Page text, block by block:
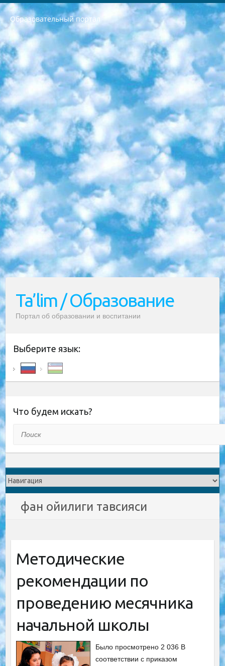
Образовательный портал
РЕСПУБЛИКА УЗБЕКИСТАН МИНИСТРЕРСТВО ДОШКОЛЬНОГО И ШКОЛЬНОГО ОБРАЗОВАНИЯ КОМАНДА в общеобразовательных учреждениях в 2023-2024 учебном году организация и проведение итоговой государственной аттестации обучающихся о Министра дошкольного и школьного образования Республики Узбекистан от 4 марта 2008 года (постановлением Минюста от 20 марта 2008 года № 1778 государственной регистрации) «Итоговое состояние учащихся общего среднего образования на основании положения об утверждении положения об аттестации общего среднего образования выпускной экзамен студентов в образовательных учреждениях в 2023-2024 учебном году В целях организации и прохождения аттестации приказываю: 1. Следующее: перечень предметов, по которым будет проводиться итоговая государственная аттестация и экзамен формы перевода согласно приложению 1; сертификаты международного образца, оценивающие уровень владения иностранными языками перечень согласно приложению 2; 2. Педагогический при специализированных образовательных учреждениях. научно-практический центр квалификации и международной оценки (Д.Давидова) 2024 г. До 25 марта: задания по предметам, по которым будет проводиться итоговая аттестация разработка и утверждение технических условий; итоговая аттестация на основании разработанного предметного задания разработка вопросов по предметам (устно и письменно), экзамен передача; общеобразовательные средние школы и специальные учебные заведения учащиеся выпускных классов школ и интернатов в агентской системе подготовка базы данных экзаменационных материалов и критериев оценки; перевод базы экзаменационных материалов на все языки обучения подать в Республиканский образовательный центр для изготовления; варианты экзаменов на основе разработанных контрольных материалов пусть будут поставлены задачи формирования. 3. Республиканский образовательный центр (Ш.Худайкулов) до 5 апреля 2024 года. до: база данных предоставленных экзаменационных материалов на все языки обучения перевод и экспертиза; для слепых, слабовидящих, глухих, слабослышащих и умственно отсталых детей учащиеся выпускных классов специализированных школ и школ-интернатов база данных экзаменационных материалов на всех преподаваемых языках подготовка критериев оценки; специализированные школы для умственно отсталых детей и технологии для учащихся выпускных классов школ-интернатов разработка соответствующих рекомендаций и критериев проведения ЕГЭ по естествознанию давать задания. 4. Педагогический при специализированных образовательных учреждениях. Научно-практический центр навыков и международной оценки (Д.Давидова), Республика образовательный центр (Худайкулов Ш.) итоговый государственный аттестационный экзамен ориентирован на творческое и логическое мышление при подготовке базы материалов учитывать введение заданий. 5. Следует отметить, что: сертификат государственного образца о знании общеобразовательного предмета и как минимум национальный уровень B1 по предметам на иностранных языках, указанным в Приложении 2. или международно признанный сертификат эквивалентного уровня студенты, изучающие определенный предмет, освобождаются от экзамена; по соответствующим предметам запланирована итоговая государственная аттестация за день до дня, путем жеребьевки Рабочей группой (в письменной форме по предметам, проводимым в форме) из числа сформированных вариантов выбрано 2 варианта; 2 выбранных варианта экзамена анонсированы на официальном сайте министерства и все выпускники по всей стране на основе этих вариантов проводит итоговую государственную аттестацию. 6. Государственное образование учащихся средних общеобразовательных учреждений. знания в соответствии с квалификационными требованиями, которые необходимо приобрести на основании стандартов итоговый (выпускной) контроль для 9 и 11 классов в целях тестирования Экзамены (далее – экзамены) состоят из предметов, перечисленных в приложении 1. будет сделано. 7. Экзамены пройдут с 26 мая по 15 июня 2024 г. (кроме науки физического воспитания). 8. Физическая для учащихся 9 классов общесредних образовательных учреждений. Экзамены по предмету «Образование, квалификация медицина» 1-6 мая 2024 года. сотрудники перевести под присмотр (с отклонениями в физическом или умственном развитии) специализированная школа для детей, школы-интернаты и со сколиозом школы-интернаты санаторного типа для больных детей исключены). 9. Он был слепым, слабовидящим и имел нарушения опорно-двигательного аппарата. экзамены в специализированных школах и интернатах для детей должны проводиться исходя из требований, предъявляемых к общеобразовательным учреждениям (физкультура кроме науки). 10. Специализированная школа для глухих и слабослышащих детей. и экзамены в интернатах и быть реализован в виде письменного теста по математике. 11. Специальность для умственно отсталых детей. Для 9 класса Родной язык и литературное письмо Государственный язык (язык обучения – узбекский). для неклассов) написано Математическое письмо Письменная/устная история Узбекистана Физическое воспитание практично Итоговый контроль Для 11 класса Написание родного языка и литературы (эссе) Математическое письмо Узбекский язык (обучение на узбекском языке) не посещающее общее среднее образование для учреждений)/Образовательное учреждение выбор письменный и устный Иностранный язык письменный/устный Письменная/устная история Узбекистана *По выбору студента:  Химия  Физика  Основы государственного права  География 10 бесплатных образовательных ресурсов - Мы составили подборку онлайн-проектов с интерактивными упражнениями, видеолекциями и статьями. Они помогут вам обрести новые и освежить старые знания бесплатно. 1. «ИНТУИТ» Старейшая образовательная площадка Рунета. Здесь вы найдёте сотни текстовых и видеокурсов на десятки различных тем — от программирования до психологии. Многие курсы подготовлены российскими университетами и крупными международными компаниями вроде Intel и Microsoft. Самостоятельное обучение бесплатное, но желающие могут оплатить услуги персональных наставников. 2. «Смартия» знакомит с актуальными профессиями и подсказывает, как им обучаться. Выбрав заинтересовавшую вас специальность — SMM-специалист, фотограф, веб-дизайнер или другую, — увидите список необходимых для неё умений. Чтобы вы могли освоить их самостоятельно, для каждого умения площадка отображает подборку ссылок на учебные материалы. Хотя «Смартия» ориентируется на русскоязычную аудиторию, часть контента всё же доступна только на английском. 3. «Лекторий Физтеха» Проект Московского физико-технического института (Физтеха). С его помощью вы можете смотреть онлайн серии лекций, записанные на видео в этом вузе. В числе доступных предметов — физика, биология, химия, информационные технологии и другие. К некоторым лекциям администрация ресурса прилагает готовые конспекты, которые можно скачивать в PDF-формате. 4. ITMOcourses Онлайн-площадка Санкт-Петербургского национального исследовательского университета информационных технологий, механики и оптики (ИТМО). Ресурс предоставляет свободный доступ к курсам, разработанным в этом вузе. Каталог материалов разбит на четыре категории: «Оптические системы и технологии», «Приборостроение и робототехника», «Информационные технологии» и «Биотехнологии». Курсы состоят из видеолекций, интерактивных демонстраций и заданий. 5. «КиберЛенинка» Электронная научная библиотека открытого доступа. Каталог площадки регулярно обрастает текстами статей из различных научных изданий. Сгруппированные по журналам и рубрикам публикации можно читать онлайн или скачивать целиком в PDF-формате. Проект нацелен на популяризацию науки за счёт открытого доступа к качественной информации. 6. «ПостНаука» На этом ресурсе публикуют подборки видеолекций, составленные экспертами из разных отраслей и объединённые общими темами. Среди них, к примеру, есть серии «Биоинформатика и геномика», «Культура средневековой Скандинавии» и Cinema Studies о теории кино. Каждая подборка лекций — логически связанная история, рассказанная экспертом от первого лица. Кроме того, на сайте появляются научно-образовательные статьи и тесты на разные темы. 7. «Newочём» Команда проекта «Newочём» отбирает самые интересные тексты из англоязычных СМИ и переводит те из них, за которые голосуют участники сообщества «ВКонтакте». По большей части это научно-популярные статьи. Редакторы придумывают лишь заголовки, в остальном содержание переводов соответствует оригиналам. Полные тексты можно читать прямо в социальной сети. 8. InternetUrok Онлайн-база материалов по основным дисциплинам школьной программы. Информация на сайте структурирована по классам, предметам и темам (урокам). Каждый урок состоит из видеолекций и конспектов. Есть также интерактивные тренажёры и тесты для закрепления пройденного материала. Даже если вы давно окончили школу, возможность повторить программу старших классов всегда может пригодиться. 9. Edutainme Ещё один ресурс об образовании. В отличие от Newtonew, как мне кажется, Edutainme больше ориентируется на представителей индустрии: педагогов, предпринимателей, разработчиков образовательных проектов. Но и любой, кто просто стремится к саморазвитию, найдёт на сайте много полезного и интересного для себя. Например, информацию о новых курсах и образовательных сервисах. 10. Newtonew Онлайн-медиа об образовании и обучении в широком смысле. Авторы Newtonew пишут об инструментах, заведениях, тактиках и стратегиях, которые помогают учить других и получать новые знания самостоятельно. На этой площадке вы найдёте новости, обзоры, аналитические мат
Ta’lim / Образование
Портал об образовании и воспитании
Выберите язык:
Что будем искать?
фан ойилиги тавсияси
Методические
рекомендации по
проведению месячника
начальной школы
Было просмотрено 2 036 В
соответствии с приказом